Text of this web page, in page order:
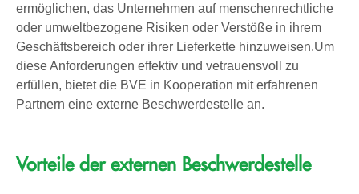
ermöglichen, das Unternehmen auf menschenrechtliche
oder umweltbezogene Risiken oder Verstöße in ihrem
Geschäftsbereich oder ihrer Lieferkette hinzuweisen.Um
diese Anforderungen effektiv und vetrauensvoll zu
erfüllen, bietet die BVE in Kooperation mit erfahrenen
Partnern eine externe Beschwerdestelle an.
Vorteile der externen Beschwerdestelle